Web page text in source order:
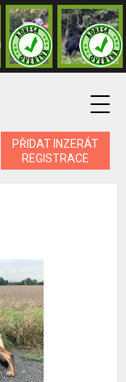
PŘIDAT INZERÁT
REGISTRACE